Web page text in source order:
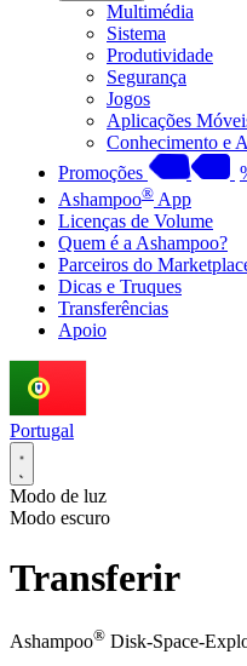
Multimédia
Sistema
Produtividade
Segurança
Jogos
Aplicações
Conhecimento e
Promoções
Ashampoo® App
Licenças de Volume
Quem é a Ashampoo?
Parceiros do
Dicas e Truques
Transferências
Apoio
Portugal
Modo de luz
Modo escuro
Transferir
Ashampoo® Disk-Space-